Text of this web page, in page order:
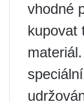
vhodné
kupovat